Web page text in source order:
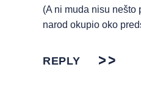
(A ni muda nisu nešto
narod okupio oko
REPLY